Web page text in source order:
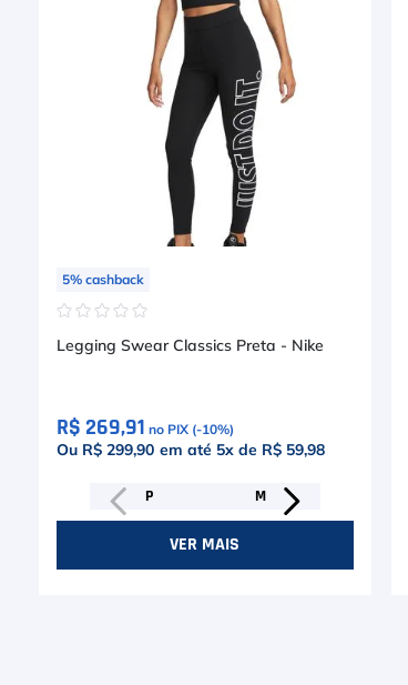
5% cashback
☆☆☆☆☆
Legging Swear Classics Preta - Nike
R$ 269,91 no PIX (-10%)
Ou R$ 299,90 em até 5x de R$ 59,98
P M
VER MAIS